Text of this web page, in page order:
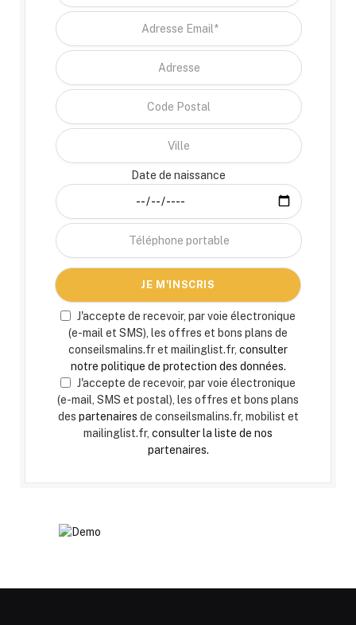
Date de naissance
J'accepte de recevoir, par voie électronique
(e-mail et SMS), les offres et bons plans de
conseilsmalins.fr et mailinglist.fr, consulter
notre politique de protection des données.
J'accepte de recevoir, par voie électronique
(e-mail, SMS et postal), les offres et bons plans
des partenaires de conseilsmalins.fr, mobilist et
mailinglist.fr, consulter la liste de nos
partenaires.